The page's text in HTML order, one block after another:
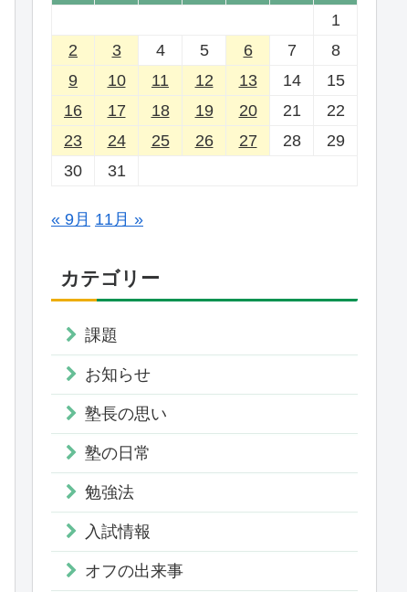
1
2
3 4 5 6 7
8
9
10 11 12 13 14
15
16
17 18 19 20 21
22
23
24 25 26 27 28
29
30
31
« 9月 11月 »
カテゴリー
課題
お知らせ
塾長の思い
塾の日常
勉強法
入試情報
オフの出来事